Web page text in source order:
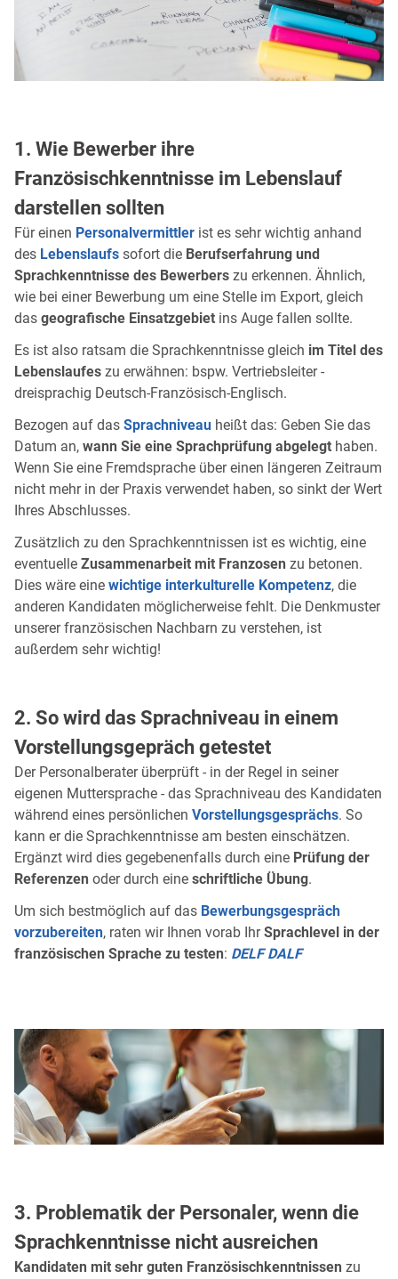
1. Wie Bewerber ihre
Französischkenntnisse im Lebenslauf
darstellen sollten
Für einen Personalvermittler ist es sehr wichtig anhand
des Lebenslaufs sofort die Berufserfahrung und
Sprachkenntnisse des Bewerbers zu erkennen. Ähnlich,
wie bei einer Bewerbung um eine Stelle im Export, gleich
das geografische Einsatzgebiet ins Auge fallen sollte.
Es ist also ratsam die Sprachkenntnisse gleich im Titel des
Lebenslaufes zu erwähnen: bspw. Vertriebsleiter -
dreisprachig Deutsch-Französisch-Englisch.
Bezogen auf das Sprachniveau heißt das: Geben Sie das
Datum an, wann Sie eine Sprachprüfung abgelegt haben.
Wenn Sie eine Fremdsprache über einen längeren Zeitraum
nicht mehr in der Praxis verwendet haben, so sinkt der Wert
Ihres Abschlusses.
Zusätzlich zu den Sprachkenntnissen ist es wichtig, eine
eventuelle Zusammenarbeit mit Franzosen zu betonen.
Dies wäre eine wichtige interkulturelle Kompetenz, die
anderen Kandidaten möglicherweise fehlt. Die Denkmuster
unserer französischen Nachbarn zu verstehen, ist
außerdem sehr wichtig!
2. So wird das Sprachniveau in einem
Vorstellungsgepräch getestet
Der Personalberater überprüft - in der Regel in seiner
eigenen Muttersprache - das Sprachniveau des Kandidaten
während eines persönlichen Vorstellungsgesprächs. So
kann er die Sprachkenntnisse am besten einschätzen.
Ergänzt wird dies gegebenenfalls durch eine Prüfung der
Referenzen oder durch eine schriftliche Übung.
Um sich bestmöglich auf das Bewerbungsgespräch
vorzubereiten, raten wir Ihnen vorab IhrSprachlevel in der
französischen Sprache zu testen: DELF DALF
3. Problematik der Personaler, wenn die
Sprachkenntnisse nicht ausreichen
Kandidaten mit sehr guten Französischkenntnissen zu